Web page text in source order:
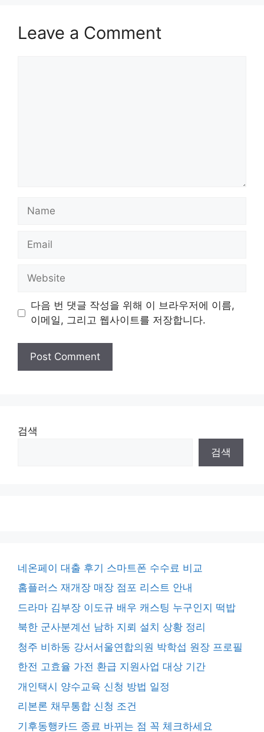
Leave a Comment
Name
Email
Website
다음 번 댓글 작성을 위해 이 브라우저에 이름,
이메일, 그리고 웹사이트를 저장합니다.
검색
검색
네온페이 대출 후기 스마트폰 수수료 비교
홈플러스 재개장 매장 점포 리스트 안내
드라마 김부장 이도규 배우 캐스팅 누구인지 떡밥
북한 군사분계선 남하 지뢰 설치 상황 정리
청주 비하동 강서서울연합의원 박학섭 원장 프로필
한전 고효율 가전 환급 지원사업 대상 기간
개인택시 양수교육 신청 방법 일정
리본론 채무통합 신청 조건
기후동행카드 종료 바뀌는 점 꼭 체크하세요